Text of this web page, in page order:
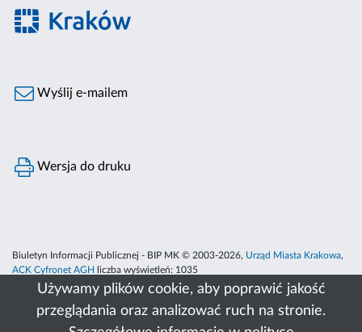
Używamy plików cookie, aby poprawić jakość
przeglądania oraz analizować ruch na stronie.
Wyślij e-mailem
Wersja do druku
Biuletyn Informacji Publicznej - BIP MK © 2003-2026, Urząd Miasta Krakowa,
ACK Cyfronet AGH
liczba wyświetleń: 1035